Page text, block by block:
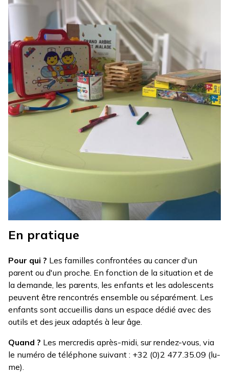
En pratique
Pour qui ? Les familles confrontées au cancer d'un
parent ou d'un proche. En fonction de la situation et de
la demande, les parents, les enfants et les adolescents
peuvent être rencontrés ensemble ou séparément. Les
enfants sont accueillis dans un espace dédié avec des
outils et des jeux adaptés à leur âge.
Quand ? Les mercredis après-midi, sur rendez-vous, via
le numéro de téléphone suivant : +32 (0)2 477.35.09 (lu-
me).